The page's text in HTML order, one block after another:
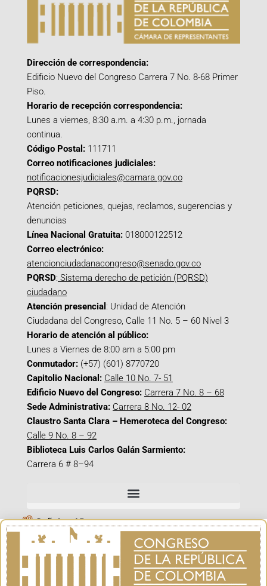
Dirección de correspondencia:
Edificio Nuevo del Congreso Carrera 7 No. 8-68 Primer
Piso.
Horario de recepción correspondencia:
Lunes a viernes, 8:30 a.m. a 4:30 p.m., jornada
continua.
Código Postal: 111711
Correo notificaciones judiciales:
notificacionesjudiciales@camara.gov.co
PQRSD:
Atención peticiones, quejas, reclamos, sugerencias y
denuncias
Línea Nacional Gratuita: 018000122512
Correo electrónico:
atencionciudadanacongreso@senado.gov.co
PQRSD: Sistema derecho de petición (PQRSD)
ciudadano
Atención presencial : Unidad de Atención
Ciudadana del Congreso, Calle 11 No. 5 – 60 Nivel 3
Horario de atención al público:
Lunes a Viernes de 8:00 am a 5:00 pm
Conmutador: (+57) (601) 8770720
Capitolio Nacional: Calle 10 No. 7- 51
Edificio Nuevo del Congreso: Carrera 7 No. 8 – 68
Sede Administrativa: Carrera 8 No. 12- 02
Claustro Santa Clara – Hemeroteca del Congreso:
Calle 9 No. 8 – 92
Biblioteca Luis Carlos Galán Sarmiento:
Carrera 6 # 8–94
Señal en Vivo
Facebook_@CamaraColombia
Instagram_@CamaraColombia
X_@CamaraColombia